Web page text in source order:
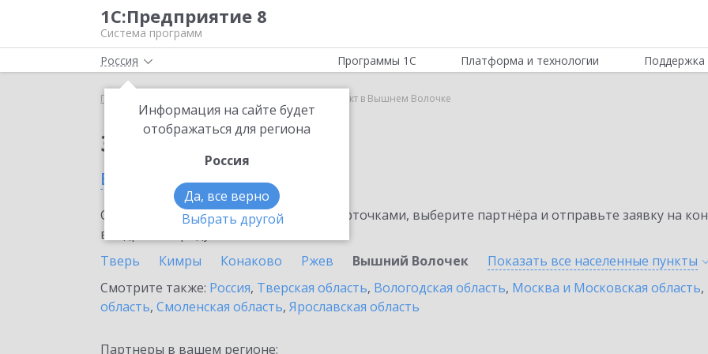
1С:Предприятие 8
Система программ
Россия
Информация на сайте будет
отображаться для региона
Россия
Да, все верно
Выбрать другой
Программы 1С Платформа и технологии Поддержка
Главная 1С-Коннект в Вышнем Волочке
Заказать 1С-Коннект
в Вышнем Волочке
Ознакомьтесь с информационными карточками, выберите партнёра и отправьте заявку на
внедрение продукта.
Тверь
Кимры Конаково Ржев Вышний Волочек Показать все населенные пункты
Смотрите также: Россия, Тверская область, Вологодская область, Москва и Московская область,
область, Смоленская область, Ярославская область
Партнеры в вашем регионе: